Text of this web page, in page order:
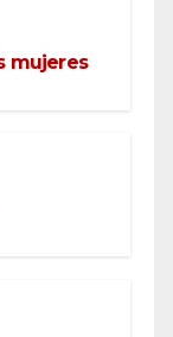
mujeres